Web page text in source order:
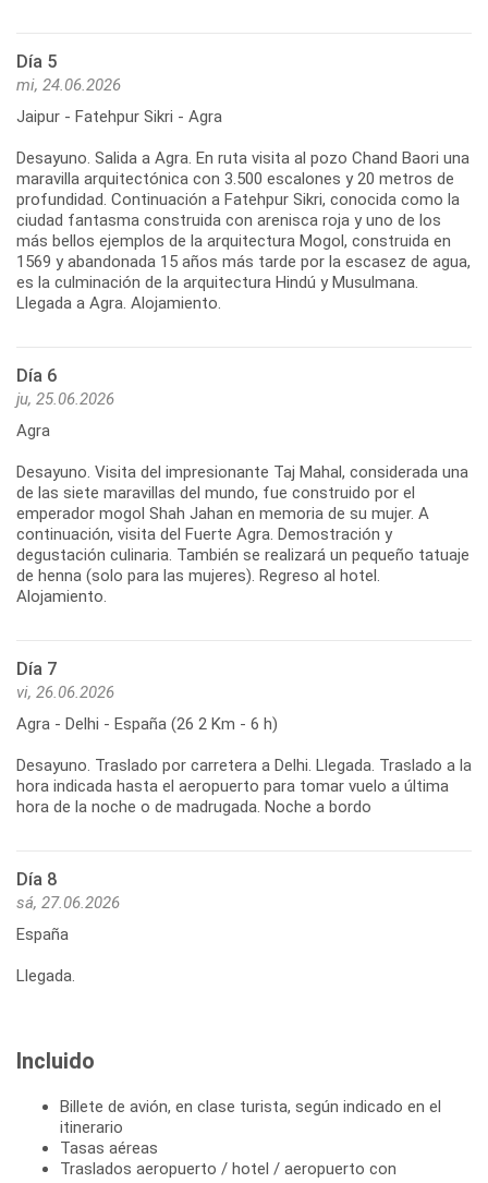
Día 5
mi, 24.06.2026
Jaipur - Fatehpur Sikri - Agra
Desayuno. Salida a Agra. En ruta visita al pozo Chand Baori una
maravilla arquitectónica con 3.500 escalones y 20 metros de
profundidad. Continuación a Fatehpur Sikri, conocida como la
ciudad fantasma construida con arenisca roja y uno de los
más bellos ejemplos de la arquitectura Mogol, construida en
1569 y abandonada 15 años más tarde por la escasez de agua,
es la culminación de la arquitectura Hindú y Musulmana.
Llegada a Agra. Alojamiento.
Día 6
ju, 25.06.2026
Agra
Desayuno. Visita del impresionante Taj Mahal, considerada una
de las siete maravillas del mundo, fue construido por el
emperador mogol Shah Jahan en memoria de su mujer. A
continuación, visita del Fuerte Agra. Demostración y
degustación culinaria. También se realizará un pequeño tatuaje
de henna (solo para las mujeres). Regreso al hotel.
Alojamiento.
Día 7
vi, 26.06.2026
Agra - Delhi - España (26 2 Km - 6 h)
Desayuno. Traslado por carretera a Delhi. Llegada. Traslado a la
hora indicada hasta el aeropuerto para tomar vuelo a última
hora de la noche o de madrugada. Noche a bordo
Día 8
sá, 27.06.2026
España
Llegada.
Incluido
Billete de avión, en clase turista, según indicado en el
itinerario
Tasas aéreas
Traslados aeropuerto / hotel / aeropuerto con